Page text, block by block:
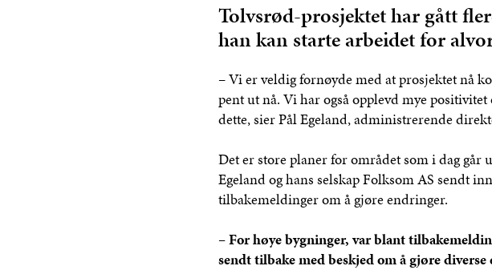
Tolvsrød-prosjektet har gått
han kan starte arbeidet for
– Vi er veldig fornøyde med at prosjektet nå
pent ut nå. Vi har også opplevd mye
dette, sier Pål Egeland, administrerende
Det er store planer for området som i dag går
Egeland og hans selskap Folksom AS sendt
tilbakemeldinger om å gjøre endringer.
– For høye bygninger, var blant
sendt tilbake med beskjed om å gjøre